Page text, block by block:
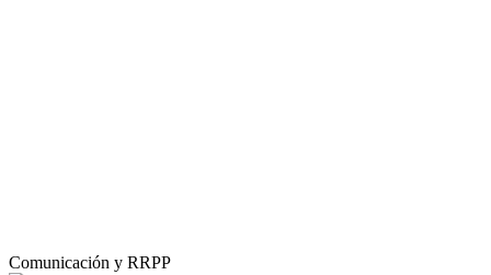
Comunicación y RRPP